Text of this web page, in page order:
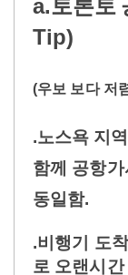
a.토론토
Tip)
(우보 보다 저
.노스욕 지
함께 공항
동일함.
.비행기 도
로 오랜시